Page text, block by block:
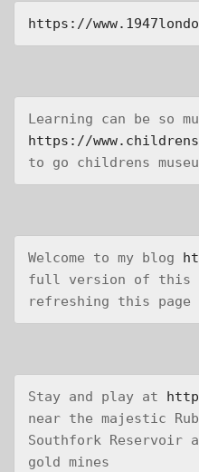
https://
https://
to go childrens
Welcome to my blog
full version of this
refreshing this
Stay and play at
near the majestic
Southfork Reservoir
gold mines